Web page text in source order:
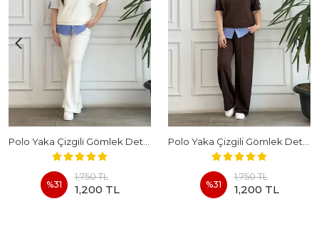
%31
1,750 TL
1,200 TL %31
1,750 TL
1,200 TL